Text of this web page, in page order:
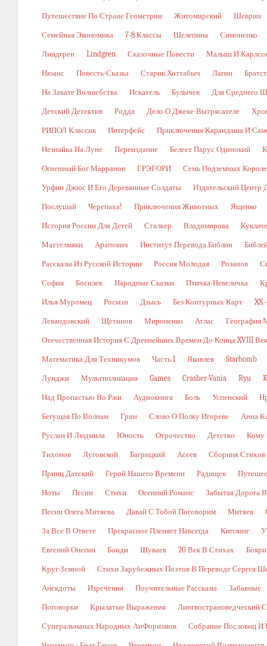
Путешествие По Стране Геометрии Житомирский Шеврин
Семейная Экономика 7-8 Классы Шелепина Симоненко
Линдгрен Lindgren Сказочные Повести Малыш И
Нюанс Повесть-Сказка Старик Хоттабыч Лагин
На Закате Волшебства Искатель Булычев Для Среднего
Детский Детектив Родда Дело О Джеке-Вытрясателе
РИПОЛ Классик Интерфейс Приключения Карандаша И
Незнайка На Луне Переиздание Белеет Парус Одинокий
Огненный Бог Марранов ГРЭГОРИ Семь Подземных
Урфин Джюс И Его Деревянные Солдаты Издательский Центр
Послушай Черепаха! Приключения Животных Ященко
История России Для Детей Сталкер Владимирова
Маттелмяки Арапович Институт Перевода Библии
Рассказы Из Русской Истории Россия Молодая Розанов
София Босилек Народные Сказки Птичка-Невеличка
Илья Муромец Росмэн Дзысь Без Контурных Карт XX
Левандовский Щетинов Мироненко Атлас География
Отечественная История С Древнейших Времен До Конца XVIII
Математика Для Техникумов Часть I Яковлев Starbomb
Луиджи Мультипликация Games Crasher-Vania Ryu
Над Пропастью Во Ржи Аудиокнига Боль Успенский
Бегущая По Волнам Грин Слово О Полку Игореве Анна
Руслан И Людмила Юность Отрочество Детство Кому
Тихонов Луговской Багрицкий Асеев Сборник Стихов
Принц Датский Герой Нашего Времени Радищев
Ноты Песни Стихи Осенний Романс Забытая Дорога
Песни Олега Митяева Давай С Тобой Поговорим Митяев
За Все В Ответе Прекрасное Пленяет Навсегда Киплинг
Евгений Онегин Бонди Шуваев 20 Век В Стихах
Круг Земной Стихи Зарубежных Поэтов В Переводе Сергея
Анекдоты Изречения Поучительные Рассказы Забавные
Поговорки Крылатые Выражения Лингвострановедческий
Суперальманах Народных АиФоризмов Собрание Пословиц И